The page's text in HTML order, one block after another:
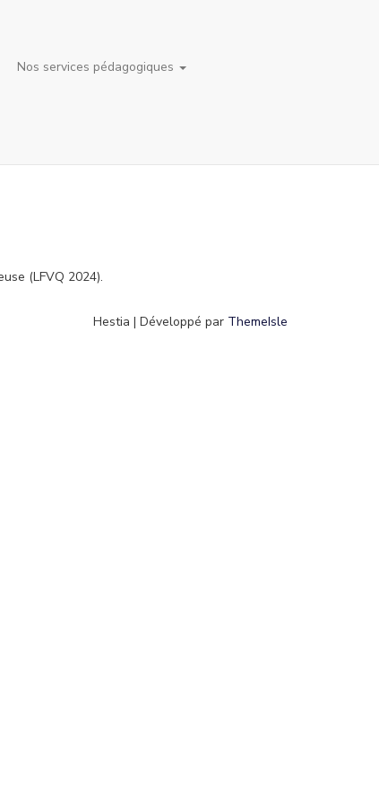
Nos services pédagogiques
(LFVQ 2024).
Hestia | Développé par ThemeIsle